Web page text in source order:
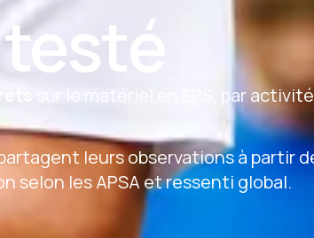
sur le matériel en EPS, par
leurs observations à partir
selon les APSA et ressenti global.